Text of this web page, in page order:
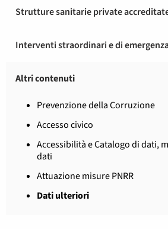
Strutture sanitarie private
Interventi straordinari e di
Altri contenuti
Prevenzione della Corruzione
Accesso civico
Accessibilità e Catalogo di dati,
dati
Attuazione misure PNRR
Dati ulteriori